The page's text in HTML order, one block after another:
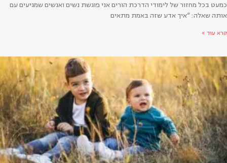
לי להיות מדריכת הורים? המדריך המלא למקצוע הדרכת
כמעט בכל מחזור של לימודי הדרכת הורים אני פוגשת נשים ואנשים שמגיעים עם
אותה שאלה: “איך אדע שזה באמת מתאים
קרא עוד »